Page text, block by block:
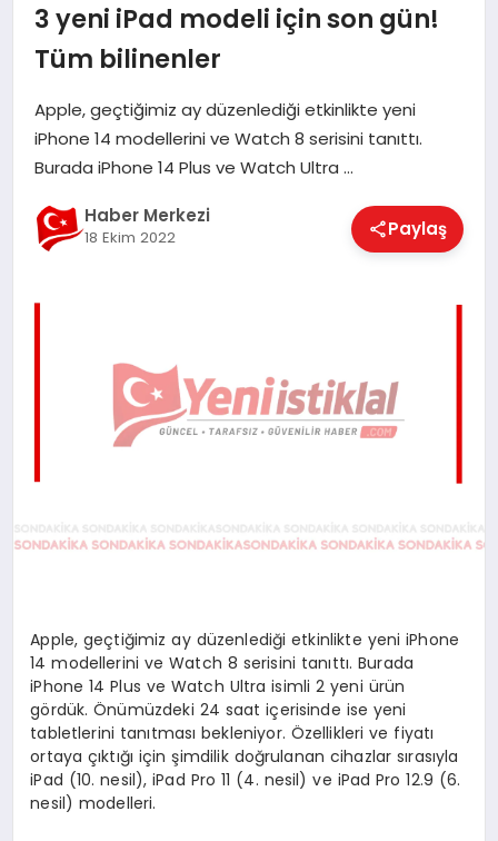
DÜNYA
EĞITIM
EKONOMI
MAGAZIN
TEKNOLOJI
3 yeni iPad modeli için son gün!
Tüm bilinenler
Apple, geçtiğimiz ay düzenlediği etkinlikte yeni
iPhone 14 modellerini ve Watch 8 serisini tanıttı.
Burada iPhone 14 Plus ve Watch Ultra …
Haber Merkezi
18 Ekim 2022 Paylaş
Apple, geçtiğimiz ay düzenlediği etkinlikte yeni iPhone
14 modellerini ve Watch 8 serisini tanıttı. Burada
iPhone 14 Plus ve Watch Ultra isimli 2 yeni ürün
gördük. Önümüzdeki 24 saat içerisinde ise yeni
tabletlerini tanıtması bekleniyor. Özellikleri ve fiyatı
ortaya çıktığı için şimdilik doğrulanan cihazlar sırasıyla
iPad (10. nesil), iPad Pro 11 (4. nesil) ve iPad Pro 12.9 (6.
nesil) modelleri.